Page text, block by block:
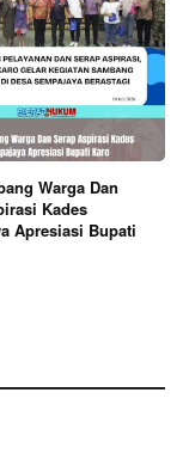
Tradisi
Warga Dan
Kades
Apresiasi Bupati